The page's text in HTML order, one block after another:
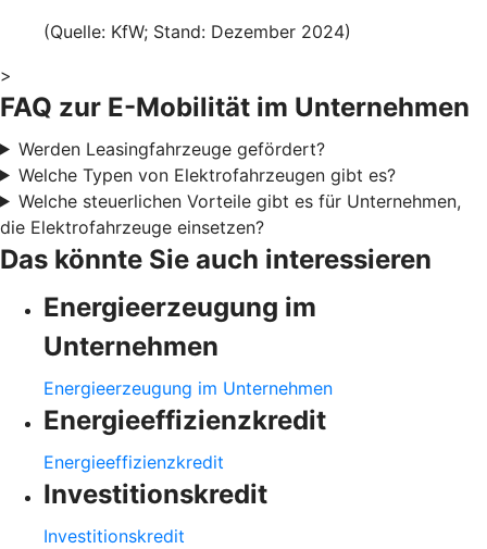
(Quelle: KfW; Stand: Dezember 2024)
>
FAQ zur E-Mobilität im Unternehmen
Werden Leasingfahrzeuge gefördert?
Welche Typen von Elektrofahrzeugen gibt es?
Welche steuerlichen Vorteile gibt es für Unternehmen,
die Elektrofahrzeuge einsetzen?
Das könnte Sie auch interessieren
Energieerzeugung im
Unternehmen
Energieerzeugung im Unternehmen
Energieeffizienzkredit
Energieeffizienzkredit
Investitionskredit
Investitionskredit